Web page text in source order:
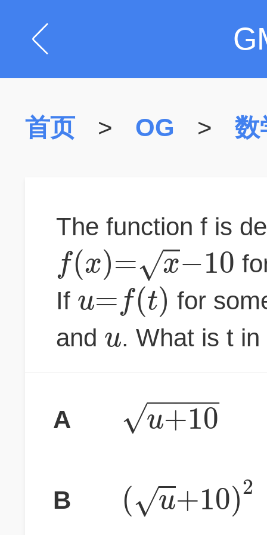
首页 > OG > 数
The function f is
f(x)= x
√ −10
If u=f(t) for
and u. What is t
A u+10
− −
−−−
√
B ( u
√ +10)2